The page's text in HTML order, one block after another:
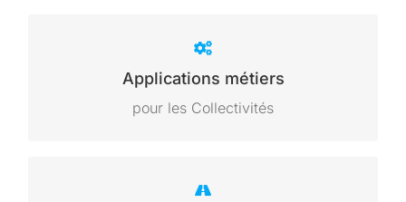
Applications métiers
pour les Collectivités
Applications métiers pour les
intercommunalités, les syndicats, les mairies